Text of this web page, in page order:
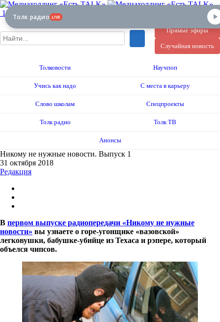
12+
Прямые эфиры
Случайная новость
Толковости Научпоп
Учись как надо С места в карьеру
Слово школам Спецпроекты
Толк радио Толк ТВ
Анонсы
Никому не нужные новости. Выпуск 1
31 октября 2018
Редакция
В первом выпуске радиопередачи «Никому не нужные
новости» вы узнаете о горе-угонщике «вазовской»
легковушки, бабушке-убийце из Техаса и рэпере, который
объелся чипсов.
Толк радио LIVE